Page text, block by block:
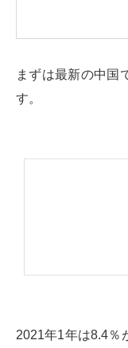
まずは最新の中国
す。
2021年1年は8.4％